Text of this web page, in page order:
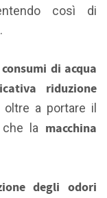
così di
consumi di acqua
riduzione
oltre a portare il
la macchina
degli odori